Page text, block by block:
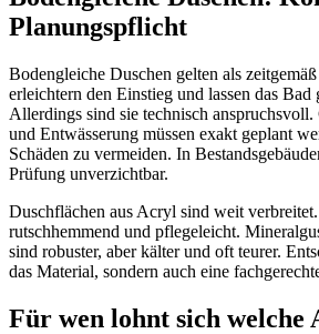
Planungspflicht
Bodengleiche Duschen gelten als
erleichtern den Einstieg und lassen das
Allerdings sind sie technisch
und Entwässerung müssen exakt geplant
Schäden zu vermeiden. In
Prüfung unverzichtbar.
Duschflächen aus Acryl sind weit
rutschhemmend und pflegeleicht.
sind robuster, aber kälter und oft teurer.
das Material, sondern auch eine
Für wen lohnt sich welche